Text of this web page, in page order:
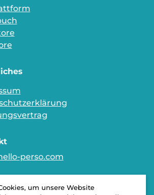
perso.com
um unsere Website